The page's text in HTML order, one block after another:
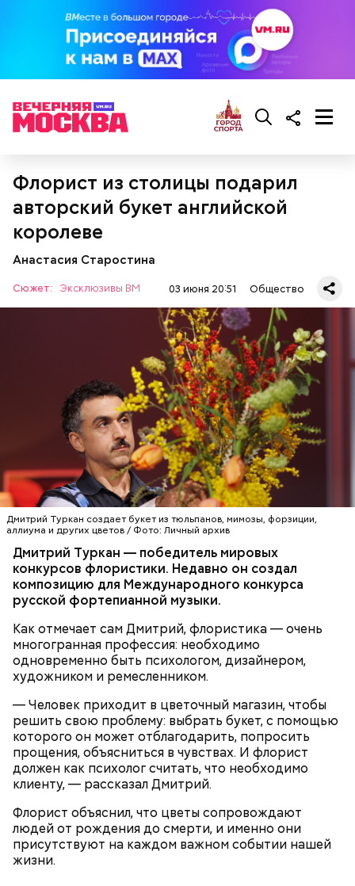
Флорист из столицы подарил
авторский букет английской
королеве
Анастасия Старостина
Сюжет: Эксклюзивы ВМ 03 июня 20:51 Общество
Дмитрий Туркан создает букет из тюльпанов, мимозы, форзиции,
аллиума и других цветов / Фото: Личный архив
Дмитрий Туркан — победитель мировых
конкурсов флористики. Недавно он создал
композицию для Международного конкурса
русской фортепианной музыки.
Как отмечает сам Дмитрий, флористика — очень
многогранная профессия: необходимо
одновременно быть психологом, дизайнером,
художником и ремесленником.
— Человек приходит в цветочный магазин, чтобы
решить свою проблему: выбрать букет, с помощью
которого он может отблагодарить, попросить
прощения, объясниться в чувствах. И флорист
должен как психолог считать, что необходимо
клиенту, — рассказал Дмитрий.
Флорист объяснил, что цветы сопровождают
людей от рождения до смерти, и именно они
присутствуют на каждом важном событии нашей
жизни.
Противень ставится в духовку, разогретую до 180–
190 градусов. Спагетти из кабачка нужно запекать
25–30 минут.
Уберут отеки и улучшат зрение:
диетолог Соломатина рассказала
о пользе кабачков
Кабачки, тушеные с курицей
Ингредиенты:
Как приготовить домашний
майонез: три простых рецепта
Эндокринолог Куликова
объяснила, в чем заключается
польза сезонных овощей и
фруктов